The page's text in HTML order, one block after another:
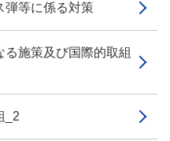
等に係る対策
施策及び国際的取組
_2